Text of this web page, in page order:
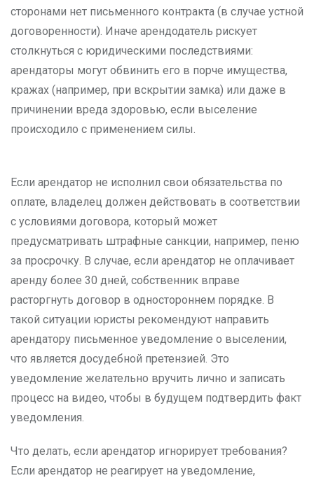
сторонами нет письменного контракта (в случае устной
договоренности). Иначе арендодатель рискует
столкнуться с юридическими последствиями:
арендаторы могут обвинить его в порче имущества,
кражах (например, при вскрытии замка) или даже в
причинении вреда здоровью, если выселение
происходило с применением силы.
Если арендатор не исполнил свои обязательства по
оплате, владелец должен действовать в соответствии
с условиями договора, который может
предусматривать штрафные санкции, например, пеню
за просрочку. В случае, если арендатор не оплачивает
аренду более 30 дней, собственник вправе
расторгнуть договор в одностороннем порядке. В
такой ситуации юристы рекомендуют направить
арендатору письменное уведомление о выселении,
что является досудебной претензией. Это
уведомление желательно вручить лично и записать
процесс на видео, чтобы в будущем подтвердить факт
уведомления.
Что делать, если арендатор игнорирует требования?
Если арендатор не реагирует на уведомление,